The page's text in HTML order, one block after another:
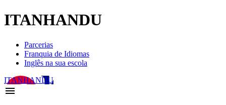
ITANHANDU
Parcerias
Franquia de Idiomas
Inglês na sua escola
ITANHANDU
menu